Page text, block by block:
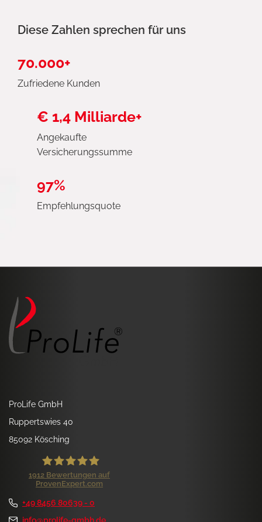
Diese Zahlen sprechen für uns
70.000+
Zufriedene Kunden
€ 1,4 Milliarde+
Angekaufte
Versicherungssumme
97%
Empfehlungsquote
ProLife GmbH
Ruppertswies 40
85092 Kösching
1912 Bewertungen auf
ProvenExpert.com
+49 8456 80639 - 0